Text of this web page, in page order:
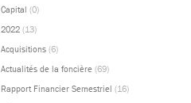
Capital(0)
2022(13)
Acquisitions(6)
Actualités de la foncière(69)
Rapport Financier Semestriel(16)